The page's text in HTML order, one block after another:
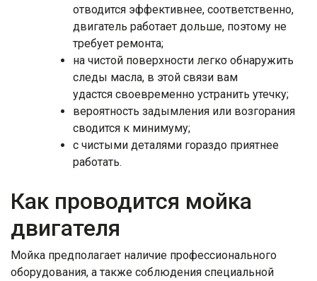
отводится эффективнее, соответственно,
двигатель работает дольше, поэтому не
требует ремонта;
на чистой поверхности легко обнаружить
следы масла, в этой связи вам
удастся своевременно устранить утечку;
вероятность задымления или возгорания
сводится к минимуму;
с чистыми деталями гораздо приятнее
работать.
Как проводится мойка
двигателя
Мойка предполагает наличие профессионального
оборудования, а также соблюдения специальной